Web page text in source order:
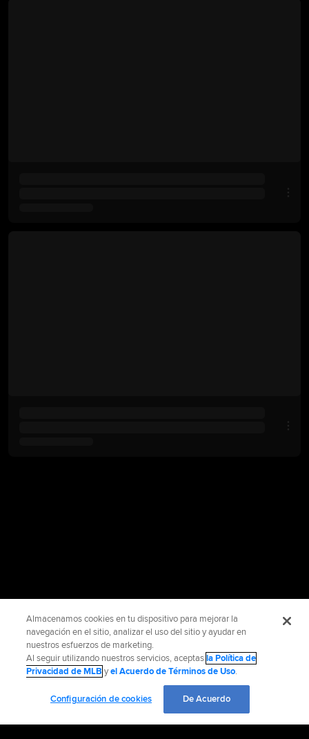
Almacenamos cookies en tu dispositivo para mejorar la
navegación en el sitio, analizar el uso del sitio y ayudar en
nuestros esfuerzos de marketing.
Al seguir utilizando nuestros servicios, aceptasla Política de
Privacidad de MLB yel Acuerdo de Términos de Uso.
Configuración de cookies De Acuerdo